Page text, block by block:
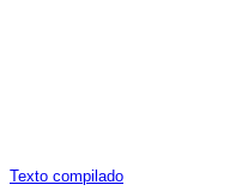
Texto compilado